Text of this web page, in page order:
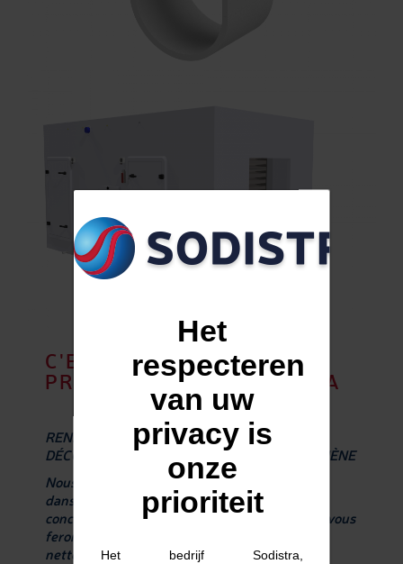
C'EST UNE GRANDE
PREMIÈRE POUR SODISTRA
RENDEZ-VOUS HALL 7 STAND T37 POUR
DÉCOUVRIR NOS NOUVEAUTÉS DANS L'HYGIÈNE
Nous tenions à vous présenter nos nouveautés
dans le traitement de l’air, qui améliorent la
conception hygiénique de nos solutions et qui vous
feront gagner du temps en contrôle et en
nettoyage.
Het
respecteren
van uw
privacy is
onze
prioriteit
Het bedrijf Sodistra,